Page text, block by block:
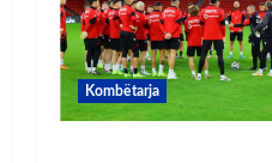
Kombëtarja